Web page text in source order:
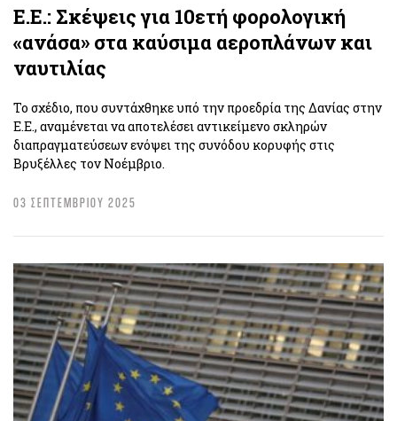
Ε.Ε.: Σκέψεις για 10ετή φορολογική
«ανάσα» στα καύσιμα αεροπλάνων και
ναυτιλίας
Το σχέδιο, που συντάχθηκε υπό την προεδρία της Δανίας στην
Ε.Ε., αναμένεται να αποτελέσει αντικείμενο σκληρών
διαπραγματεύσεων ενόψει της συνόδου κορυφής στις
Βρυξέλλες τον Νοέμβριο.
03 ΣΕΠΤΕΜΒΡΙΟΥ 2025